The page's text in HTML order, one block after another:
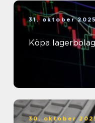
31. oktober 2025
Köpa
30. oktober